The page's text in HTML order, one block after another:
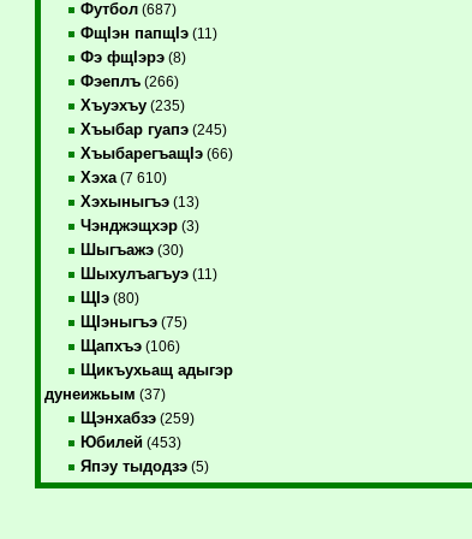
Футбол(687)
ФщIэн папщIэ(11)
Фэ фщIэрэ(8)
Фэеплъ(266)
Хъуэхъу(235)
Хъыбар гуапэ(245)
ХъыбарегъащIэ(66)
Хэха(7 610)
Хэхыныгъэ(13)
Чэнджэщхэр(3)
Шыгъажэ(30)
Шыхулъагъуэ(11)
ЩIэ(80)
ЩIэныгъэ(75)
Щапхъэ(106)
Щикъухьащ адыгэр
дунеижьым (37)
Щэнхабзэ(259)
Юбилей(453)
Япэу тыдодзэ(5)